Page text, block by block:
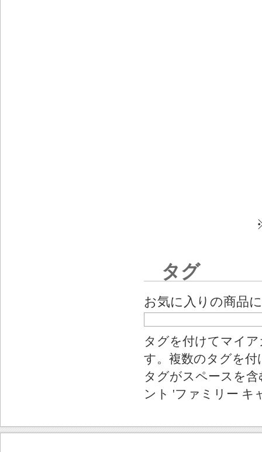
タグ
お気に入りの商品
タグを付けてマイ
す。複数のタグを
タグがスペースを
ント 'ファミリー キ